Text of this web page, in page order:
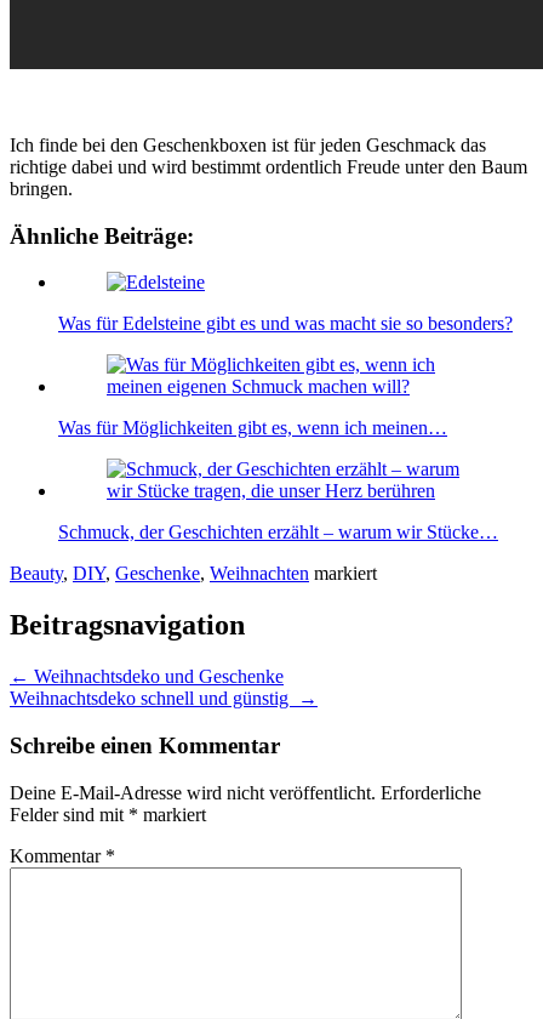
Ich finde bei den Geschenkboxen ist für jeden Geschmack das
richtige dabei und wird bestimmt ordentlich Freude unter den Baum
bringen.
Ähnliche Beiträge:
Was für Edelsteine gibt es und was macht sie so besonders?
Was für Möglichkeiten gibt es, wenn ich meinen…
Schmuck, der Geschichten erzählt – warum wir Stücke…
Beauty, DIY, Geschenke, Weihnachten markiert
Beitragsnavigation
← Weihnachtsdeko und Geschenke
Weihnachtsdeko schnell und günstig
→
Schreibe einen Kommentar
Deine E-Mail-Adresse wird nicht veröffentlicht. Erforderliche
Felder sind mit * markiert
Kommentar *